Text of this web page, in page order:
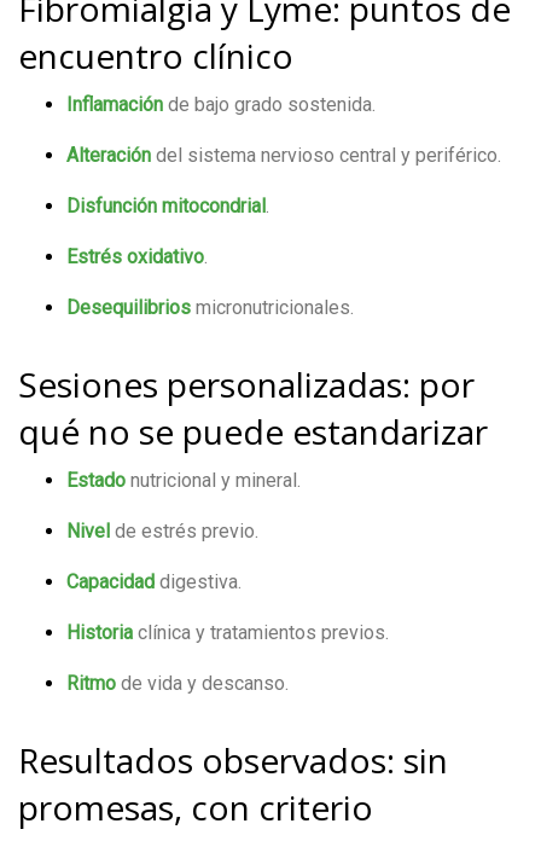
encuentro clínico
Inflamación de bajo grado sostenida.
Alteración del sistema nervioso central y periférico.
Disfunción mitocondrial.
Estrés oxidativo.
Desequilibrios micronutricionales.
Sesiones personalizadas: por
qué no se puede estandarizar
Estado nutricional y mineral.
Nivel de estrés previo.
Capacidad digestiva.
Historia clínica y tratamientos previos.
Ritmo de vida y descanso.
Resultados observados: sin
promesas, con criterio